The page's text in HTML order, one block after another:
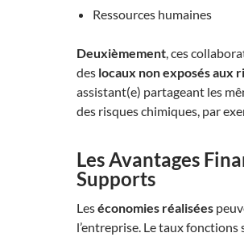
Ressources humaines​
Deuxièmement , ces
des locaux non exposés aux
assistant(e) partageant les
des risques chimiques, par
Les Avantages
Supports
Leséconomies réalisées
l’entreprise. Le taux fonctions